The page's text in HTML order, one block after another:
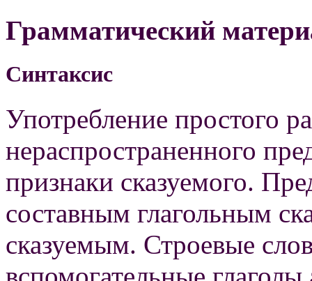
Грамматический
Синтаксис
Употребление простого
нераспространенного
признаки сказуемого.
составным глагольным
сказуемым. Строевые